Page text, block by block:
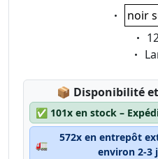
noir
📦 Lagerstatus:
Disponibilité
✅ 101x en stock –
🚛
572x en entrepôt
environ 2-3